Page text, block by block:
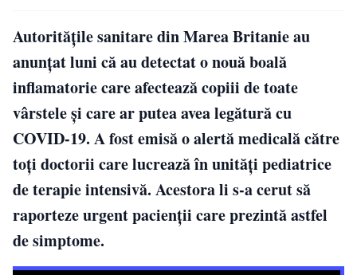
Autorităţile sanitare din Marea Britanie au
anunţat luni că au detectat o nouă boală
inflamatorie care afectează copiii de toate
vârstele şi care ar putea avea legătură cu
COVID-19. A fost emisă o alertă medicală către
toţi doctorii care lucrează în unităţi pediatrice
de terapie intensivă. Acestora li s-a cerut să
raporteze urgent pacienţii care prezintă astfel
de simptome.